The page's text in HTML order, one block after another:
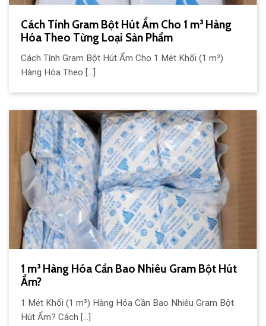
Cách Tính Gram Bột Hút Ẩm Cho 1 m³ Hàng
Hóa Theo Từng Loại Sản Phẩm
Cách Tính Gram Bột Hút Ẩm Cho 1 Mét Khối (1 m³)
Hàng Hóa Theo [...]
1 m³ Hàng Hóa Cần Bao Nhiêu Gram Bột Hút
Ẩm?
1 Mét Khối (1 m³) Hàng Hóa Cần Bao Nhiêu Gram Bột
Hút Ẩm? Cách [...]